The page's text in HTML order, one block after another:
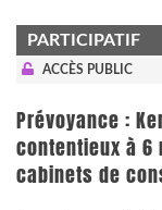
PARTICIPATIF
ACCÈS PUBLIC
Prévoyance :
contentieux à 6
cabinets de